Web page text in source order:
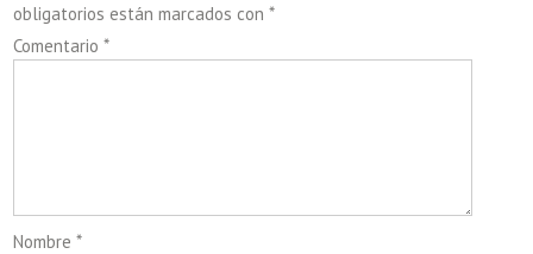
obligatorios están marcados con*
Comentario*
Nombre*